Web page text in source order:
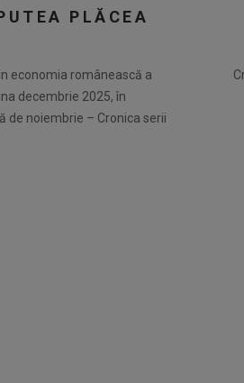
PLĂCEA
economia românească a
decembrie 2025, în
de noiembrie – Cronica serii